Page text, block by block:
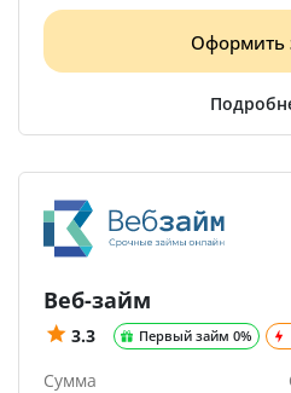
Оформить
Веб-займ
3.3 Первый займ 0%
Сумма